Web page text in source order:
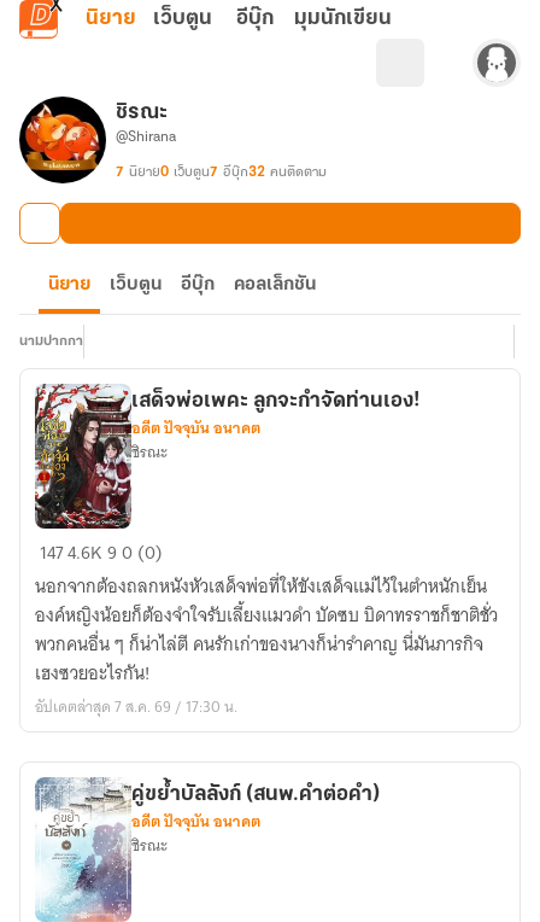
ข้ามไปยังเนื้อหาหลัก
นิยาย เว็บตูน อีบุ๊ก มุมนักเขียน
ชิรณะ
@Shirana
7 นิยาย0 เว็บตูน7 อีบุ๊ก32 คนติดตาม
นิยาย เว็บตูน อีบุ๊ก คอลเล็กชัน
นามปากกา
เสด็จ
เพคะ
ลูก
จะ
กำจัด
ท่าน
เสด็จพ่อเพคะ ลูกจะกำจัดท่านเอง!
อดีต ปัจจุบัน อนาคต
ชิรณะ
1474.6K90 (0)
นอกจากต้องถลกหนังหัวเสด็จพ่อที่ให้ขังเสด็จแม่ไว้ในตำหนักเย็น
องค์หญิงน้อยก็ต้องจำใจรับเลี้ยงแมวดำ บัดซบ บิดาทรราชก็ชาติชั่ว
พวกคนอื่น ๆ ก็น่าไล่ตี คนรักเก่าของนางก็น่ารำคาญ นี่มันภารกิจ
เฮงซวยอะไรกัน!
อัปเดตล่าสุด 7 ส.ค. 69 / 17:30 น.
คู่ขย้ำบัลลังก์ (สนพ.คำต่อคำ)
อดีต ปัจจุบัน อนาคต
ชิรณะ